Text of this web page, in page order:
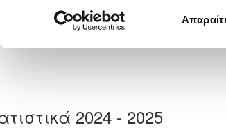
2024 - 2025